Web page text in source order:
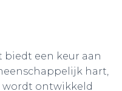
biedt een keur aan
hart,
wordt ontwikkeld